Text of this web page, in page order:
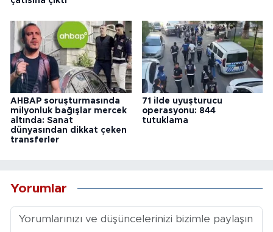
AHBAP soruşturmasında
milyonluk bağışlar mercek
altında: Sanat
dünyasından dikkat çeken
transferler
71 ilde uyuşturucu
operasyonu: 844
tutuklama
Yorumlar